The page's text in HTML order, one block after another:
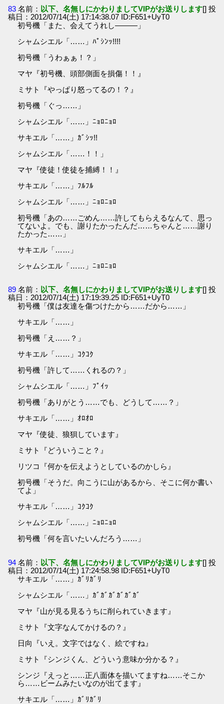
83 名前： 以下、名無しにかわりましてVIPがお送りします[] 投
稿日：2012/07/14(土) 17:14:38.07 ID:F651+UyT0
初号機「また、会えてうれし―――」
シャムシエル「……」ﾊﾟｼﾝｯ!!!!
初号機「うわぁぁ！？」
マヤ『初号機、頭部側面を損傷！！』
ミサト『やっぱり怒ってるの！？』
初号機「ぐっ……」
シャムシエル「……」ﾆｮﾛﾆｮﾛ
サキエル「……」ｶﾞｼｯ!!
シャムシエル「……！！」
マヤ『使徒！使徒を捕縛！！』
サキエル「……」ﾌﾙﾌﾙ
シャムシエル「……」ﾆｮﾛﾆｮﾛ
初号機「あの……ごめん……許してもらえるなんて、思っ
てないよ。でも、謝りたかったんだ……ちゃんと……謝り
たかった……」
サキエル「……」
シャムシエル「……」ﾆｮﾛﾆｮﾛ
89 名前： 以下、名無しにかわりましてVIPがお送りします[] 投
稿日：2012/07/14(土) 17:19:39.25 ID:F651+UyT0
初号機「僕は友達を傷つけたから……だから……」
サキエル「……」
初号機「え……？」
サキエル「……」ｺｸｺｸ
初号機「許して……くれるの？」
シャムシエル「……」ﾌﾟｲｯ
初号機「ありがとう……でも、どうして……？」
サキエル「……」ｵﾛｵﾛ
マヤ『使徒、狼狽しています』
ミサト『どういうこと？』
リツコ『何かを伝えようとしているのかしら』
初号機「そうだ。向こうに山があるから、そこに何か書い
てよ」
サキエル「……」ｺｸｺｸ
シャムシエル「……」ﾆｮﾛﾆｮﾛ
初号機「何を言いたいんだろう……」
94 名前： 以下、名無しにかわりましてVIPがお送りします[] 投
稿日：2012/07/14(土) 17:24:58.98 ID:F651+UyT0
サキエル「……」ｶﾞﾘｶﾞﾘ
シャムシエル「……」ｶﾞｶﾞｶﾞｶﾞｶﾞｶﾞ
マヤ『山が見る見るうちに削られていきます』
ミサト『文字なんてかけるの？』
日向『いえ。文字ではなく、絵ですね』
ミサト『シンジくん、どういう意味か分かる？』
シンジ『えっと……正八面体を描いてますね……そこか
ら……ビームみたいなのが出てます』
サキエル「……」ｶﾞﾘｶﾞﾘ